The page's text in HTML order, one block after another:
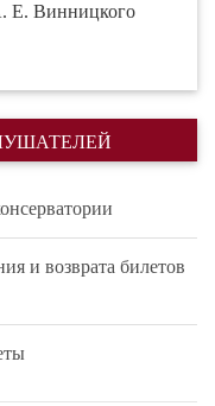
Е. Винницкого
и возврата билетов